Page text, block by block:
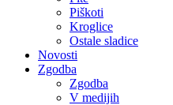
Piškoti
Kroglice
Ostale sladice
Novosti
Zgodba
Zgodba
V medijih